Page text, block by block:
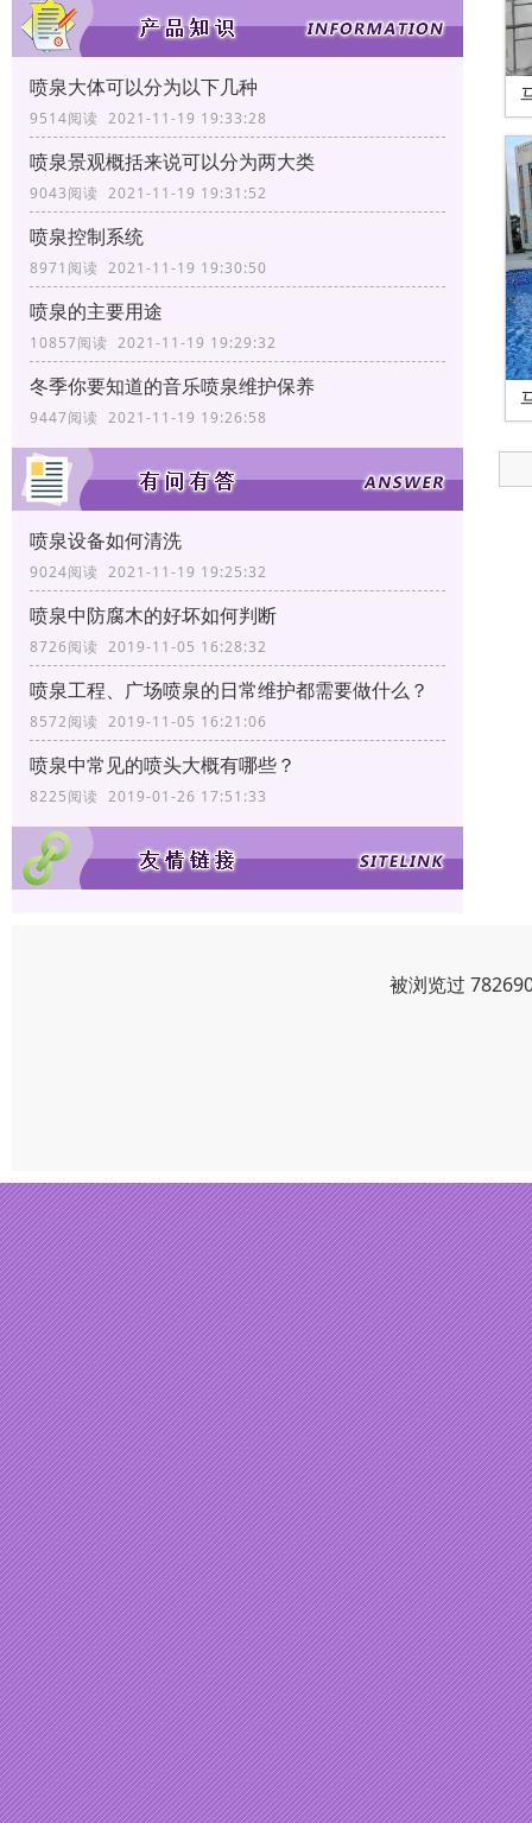
喷泉大体可以分为以下几种
9514阅读 2021-11-19 19:33:28
喷泉景观概括来说可以分为两大类
9043阅读 2021-11-19 19:31:52
喷泉控制系统
8971阅读 2021-11-19 19:30:50
喷泉的主要用途
10857阅读 2021-11-19 19:29:32
冬季你要知道的音乐喷泉维护保养
9447阅读 2021-11-19 19:26:58
喷泉设备如何清洗
9024阅读 2021-11-19 19:25:32
喷泉中防腐木的好坏如何判断
8726阅读 2019-11-05 16:28:32
喷泉工程、广场喷泉的日常维护都需要做什么？
8572阅读 2019-11-05 16:21:06
喷泉中常见的喷头大概有哪些？
8225阅读 2019-01-26 17:51:33
被浏览过